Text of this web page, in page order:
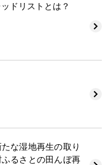
ドリストとは？
な湿地再生の取り
るさとの田んぼ再